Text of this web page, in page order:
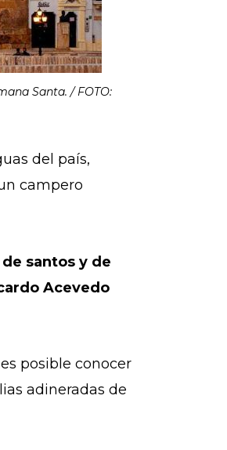
Santa. / FOTO:
del país,
campero
santos y de
Acevedo
posible conocer
adineradas de